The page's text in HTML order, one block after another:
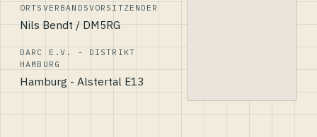
ORTSVERBANDSVORSITZENDER
Nils Bendt / DM5RG
DARC E.V. - DISTRIKT
HAMBURG
Hamburg - Alstertal E13